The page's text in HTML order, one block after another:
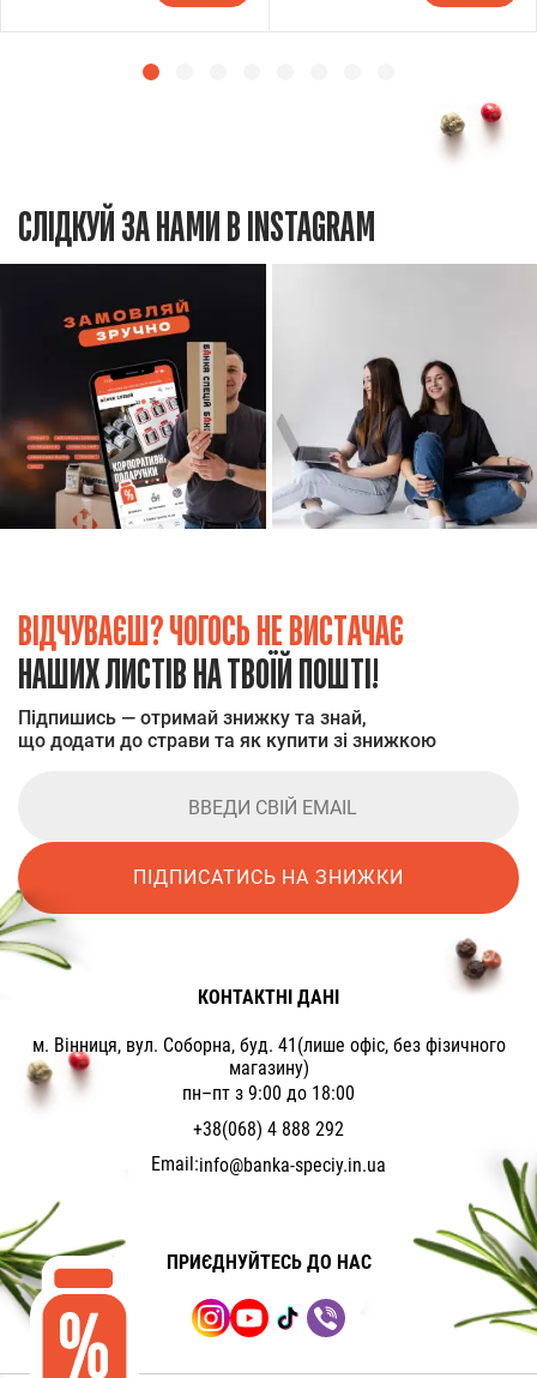
СЛІДКУЙ ЗА НАМИ В INSTAGRAM
ВІДЧУВАЄШ? ЧОГОСЬ НЕ ВИСТАЧАЄ
НАШИХ ЛИСТІВ НА ТВОЇЙ ПОШТІ!
Підпишись — отримай знижку та знай,
що додати до страви та як купити зі знижкою
ПІДПИСАТИСЬ НА ЗНИЖКИ
КОНТАКТНІ ДАНІ
м. Вінниця, вул. Соборна, буд. 41(лише офіс, без фізичного
магазину)
пн–пт з 9:00 до 18:00
+38(068) 4 888 292
Email:info@banka-speciy.in.ua
ПРИЄДНУЙТЕСЬ ДО НАС